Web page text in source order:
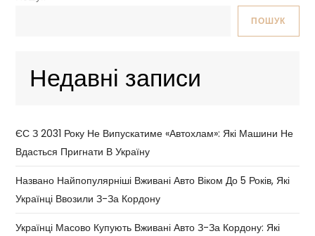
ПОШУК
Недавні записи
ЄС З 2031 Року Не Випускатиме «автохлам»: Які Машини Не
Вдасться Пригнати В Україну
Названо Найпопулярніші Вживані Авто Віком До 5 Років, Які
Українці Ввозили З-За Кордону
Українці Масово Купують Вживані Авто З-За Кордону: Які